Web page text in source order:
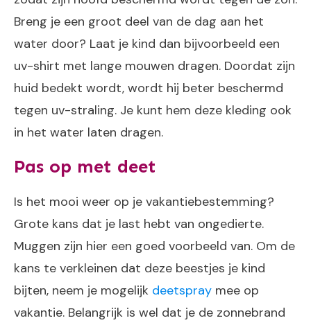
Breng je een groot deel van de dag aan het
water door? Laat je kind dan bijvoorbeeld een
uv-shirt met lange mouwen dragen. Doordat zijn
huid bedekt wordt, wordt hij beter beschermd
tegen uv-straling. Je kunt hem deze kleding ook
in het water laten dragen.
Pas op met deet
Is het mooi weer op je vakantiebestemming?
Grote kans dat je last hebt van ongedierte.
Muggen zijn hier een goed voorbeeld van. Om de
kans te verkleinen dat deze beestjes je kind
bijten, neem je mogelijk deetspray mee op
vakantie. Belangrijk is wel dat je de zonnebrand